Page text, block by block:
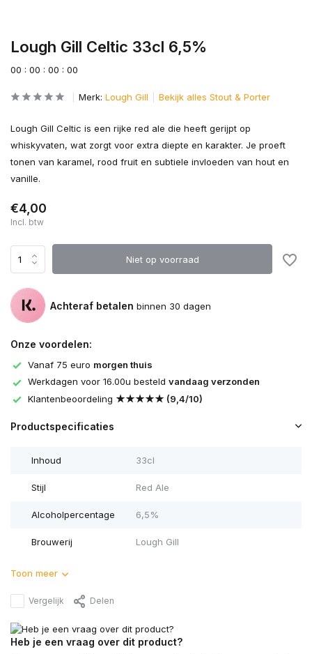
Lough Gill Celtic 33cl 6,5%
00 : 00 : 00 : 00
Merk: Lough Gill Bekijk alles Stout & Porter
Lough Gill Celtic is een rijke red ale die heeft gerijpt op
whiskyvaten, wat zorgt voor extra diepte en karakter. Je proeft
tonen van karamel, rood fruit en subtiele invloeden van hout en
vanille.
€4,00
Incl. btw
Niet op voorraad
Achteraf betalen binnen 30 dagen
Onze voordelen:
Vanaf 75 euro morgen thuis
Werkdagen voor 16.00u besteld vandaag verzonden
Klantenbeoordeling ★★★★★ (9,4/10)
Productspecificaties
Inhoud 33cl
Stijl Red Ale
Alcoholpercentage 6,5%
Brouwerij Lough Gill
Toon meer
Vergelijk Delen
Heb je een vraag over dit product?